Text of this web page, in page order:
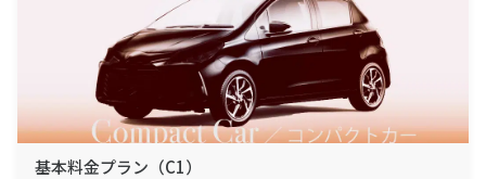
基本料金プラン（C1）